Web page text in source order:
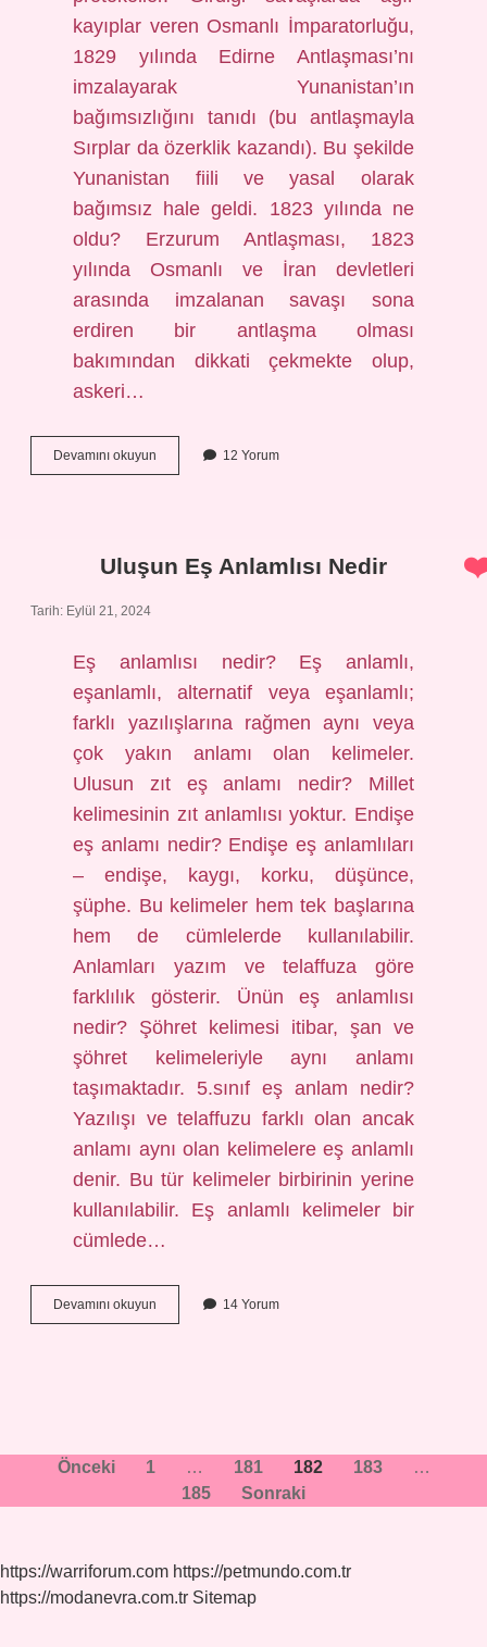
kayıplar veren Osmanlı İmparatorluğu,
1829 yılında Edirne Antlaşması’nı
imzalayarak Yunanistan’ın
bağımsızlığını tanıdı (bu antlaşmayla
Sırplar da özerklik kazandı). Bu şekilde
Yunanistan fiili ve yasal olarak
bağımsız hale geldi. 1823 yılında ne
oldu? Erzurum Antlaşması, 1823
yılında Osmanlı ve İran devletleri
arasında imzalanan savaşı sona
erdiren bir antlaşma olması
bakımından dikkati çekmekte olup,
askeri…
Devamını okuyun
De
12 Yorum
Uluşun Eş Anlamlısı Nedir
Tarih: Eylül 21, 2024
Eş anlamlısı nedir? Eş anlamlı,
eşanlamlı, alternatif veya eşanlamlı;
farklı yazılışlarına rağmen aynı veya
çok yakın anlamı olan kelimeler.
Ulusun zıt eş anlamı nedir? Millet
kelimesinin zıt anlamlısı yoktur. Endişe
eş anlamı nedir? Endişe eş anlamlıları
– endişe, kaygı, korku, düşünce,
şüphe. Bu kelimeler hem tek başlarına
hem de cümlelerde kullanılabilir.
Anlamları yazım ve telaffuza göre
farklılık gösterir. Ünün eş anlamlısı
nedir? Şöhret kelimesi itibar, şan ve
şöhret kelimeleriyle aynı anlamı
taşımaktadır. 5.sınıf eş anlam nedir?
Yazılışı ve telaffuzu farklı olan ancak
anlamı aynı olan kelimelere eş anlamlı
denir. Bu tür kelimeler birbirinin yerine
kullanılabilir. Eş anlamlı kelimeler bir
cümlede…
Devamını okuyun
Eş
14 Yorum
Yazı
sayfalaması
Önceki 1 … 181 182 183
…
185
Sonraki
https://warriforum.com https://petmundo.com.tr
https://modanevra.com.tr Sitemap